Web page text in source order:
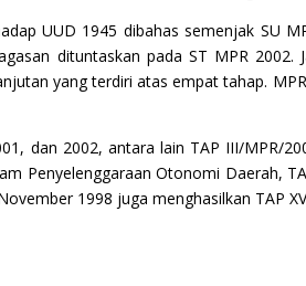
UUD 1945 dibahas semenjak SU
dituntaskan pada ST MPR 2002.
yang terdiri atas empat tahap.
dan 2002, antara lain TAP III/MPR/
Penyelenggaraan Otonomi Daerah,
1998 juga menghasilkan TAP